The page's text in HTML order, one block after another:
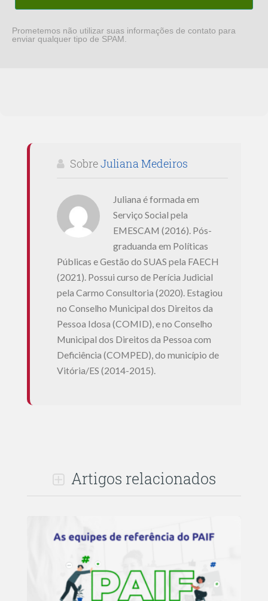
Prometemos não utilizar suas informações de contato para
enviar qualquer tipo de SPAM.
SobreJuliana Medeiros
Juliana é formada em
Serviço Social pela
EMESCAM (2016). Pós-
graduanda em Políticas
Públicas e Gestão do SUAS pela FAECH
(2021). Possui curso de Perícia Judicial
pela Carmo Consultoria (2020). Estagiou
no Conselho Municipal dos Direitos da
Pessoa Idosa (COMID), e no Conselho
Municipal dos Direitos da Pessoa com
Deficiência (COMPED), do município de
Vitória/ES (2014-2015).
Artigos relacionados